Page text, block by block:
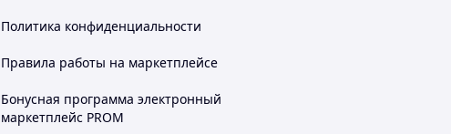
Политика конфиденциальности
Правила работы на маркетплейсе
Бонусная программа электронный
маркетплейс PROM